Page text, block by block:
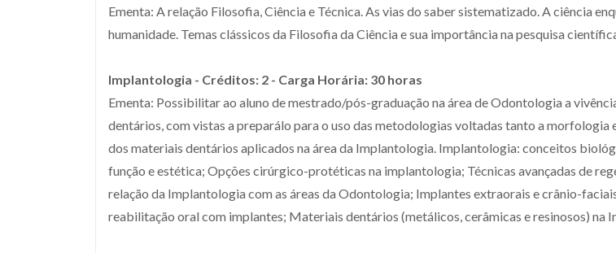
Ementa: A relação Filosofia, Ciência e Técnica. As vias do saber sistematizado. A ciência
humanidade. Temas clássicos da Filosofia da Ciência e sua importância na pesquisa
Implantologia - Créditos: 2 - Carga Horária: 30 horas
Ementa: Possibilitar ao aluno de mestrado/pós-graduação na área de Odontologia a
dentários, com vistas a preparálo para o uso das metodologias voltadas tanto a
dos materiais dentários aplicados na área da Implantologia. Implantologia: conceitos
função e estética; Opções cirúrgico-protéticas na implantologia; Técnicas avançadas de
relação da Implantologia com as áreas da Odontologia; Implantes extraorais e crânio-
reabilitação oral com implantes; Materiais dentários (metálicos, cerâmicas e resinosos) na